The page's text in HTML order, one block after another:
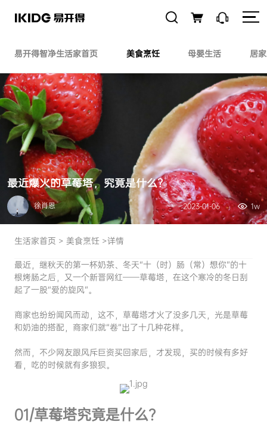
易开得智净生活家首页 美食烹饪 母婴生活 居
最近爆火的草莓塔，究竟是什么？
徐肖恩 2023-01-06 1w
生活家首页 > 美食烹饪>详情
最近，继秋天的第一杯奶茶、冬天“十（时）肠（常）想你”的十
根烤肠之后，又一个新晋网红——草莓塔，在这个寒冷的冬日刮
起了一股“爱的旋风”。
商家也纷纷闻风而动，这不，草莓塔才火了没多几天，光是草莓
和奶油的搭配，商家们就“卷”出了十几种花样。
然而，不少网友跟风斥巨资买回家后，才发现，买的时候有多好
看，吃的时候就有多狼狈。
01/草莓塔究竟是什么？